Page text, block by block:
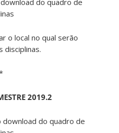
o local no qual serão
disciplinas.
2019.2
download do quadro de